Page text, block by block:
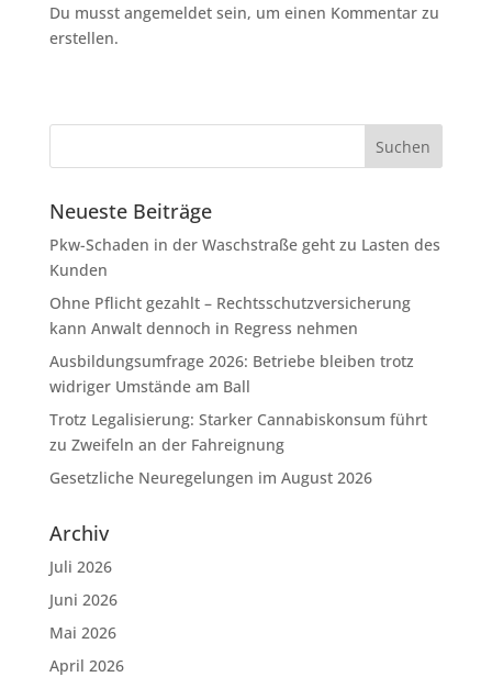
Du musst angemeldet sein, um einen Kommentar zu
erstellen.
Neueste Beiträge
Pkw-Schaden in der Waschstraße geht zu Lasten des
Kunden
Ohne Pflicht gezahlt – Rechtsschutzversicherung
kann Anwalt dennoch in Regress nehmen
Ausbildungsumfrage 2026: Betriebe bleiben trotz
widriger Umstände am Ball
Trotz Legalisierung: Starker Cannabiskonsum führt
zu Zweifeln an der Fahreignung
Gesetzliche Neuregelungen im August 2026
Archiv
Juli 2026
Juni 2026
Mai 2026
April 2026